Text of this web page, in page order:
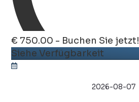
€ 750.00 - Buchen Sie jetzt!
Siehe Verfügbarkeit
2026-08-07